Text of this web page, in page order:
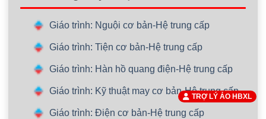
Giáo trình: Nguội cơ bản-Hệ trung cấp
Giáo trình: Tiện cơ bản-Hệ trung cấp
Giáo trình: Hàn hồ quang điện-Hệ trung cấp
Giáo trình: Kỹ thuật may cơ bản-Hệ trung cấp
Giáo trình: Điện cơ bản-Hệ trung cấp
TRỢ LÝ ẢO HBXL